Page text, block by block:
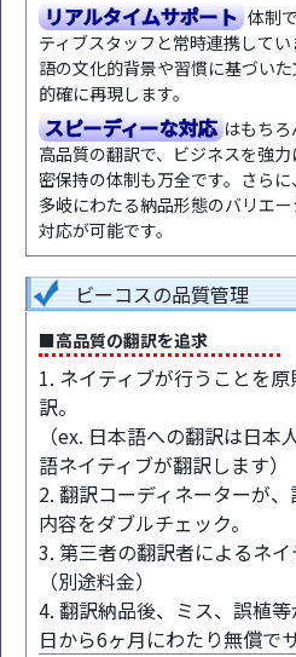
リアルタイムサポート 体制
ティブスタッフと常時連携して
語の文化的背景や習慣に基づい
的確に再現します。
スピーディーな対応 はもち
高品質の翻訳で、ビジネスを強
密保持の体制も万全です。さらに
多岐にわたる納品形態のバリエ
対応が可能です。
ビーコスの品質管理
■高品質の翻訳を追求
1. ネイティブが行うことを
訳。
（ex. 日本語への翻訳は日
語ネイティブが翻訳します）
2. 翻訳コーディネーターが
内容をダブルチェック。
3. 第三者の翻訳者によるネイ
（別途料金）
4. 翻訳納品後、ミス、誤植
日から6ヶ月にわたり無償で